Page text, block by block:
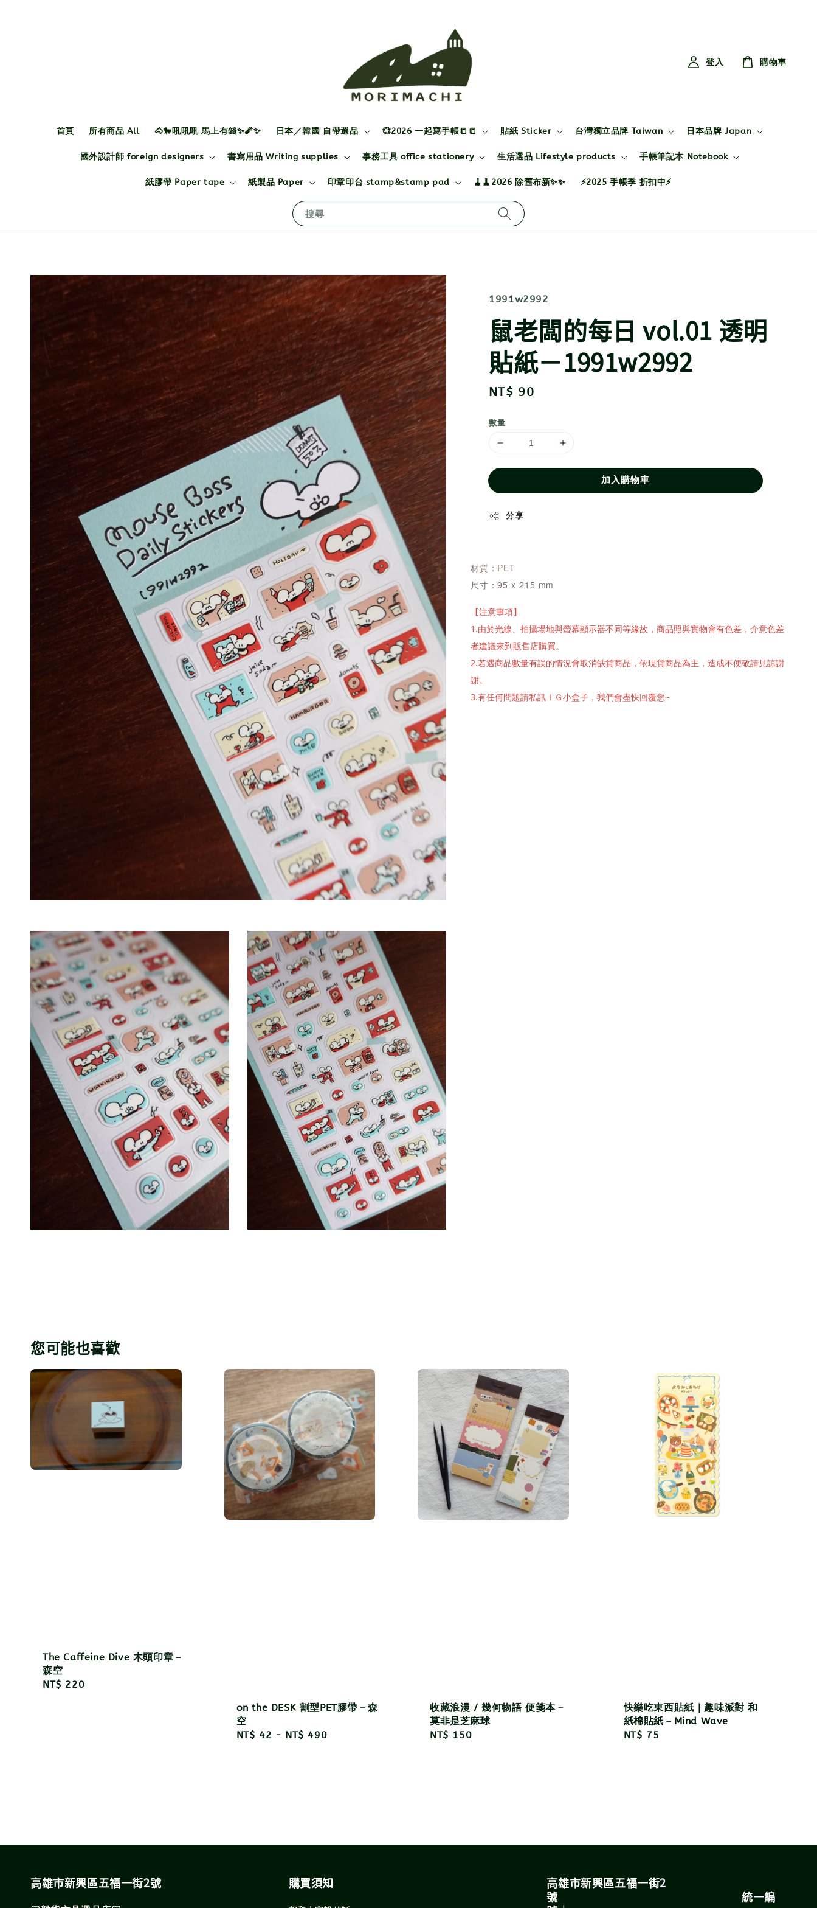
搜尋
首頁 所有商品 All 🐴🐎吼吼吼 馬上有錢✨🧨✨ 日本／韓國 自帶選品 💞2026 一起寫手帳📒📒 貼紙 Sticker 台灣獨立品牌 Taiwan 日本品牌 Japan
國外設計師 foreign designers 書寫用品 Writing supplies 事務工具 office stationery 生活選品 Lifestyle products 手帳筆記本 Notebook
紙膠帶 Paper tape 紙製品 Paper 印章印台 stamp&stamp pad 🧹🧹2026 除舊布新✨✨ ⚡2025 手帳季 折扣中⚡
登入 購物車
1991w2992
鼠老闆的每日 vol.01 透明
貼紙－1991w2992
Regular
NT$ 90
數量
加入購物車
分享
材質：PET
尺寸：95 x 215 mm
【注意事項】
1.由於光線、拍攝場地與螢幕顯示器不同等緣故，商品照與實物會有色差，介意色差
者建議來到販售店購買。
2.若遇商品數量有誤的情況會取消缺貨商品，依現貨商品為主，造成不便敬請見諒謝
謝。
3.有任何問題請私訊ＩＧ小盒子，我們會盡快回覆您~
您可能也喜歡
The Caffeine Dive 木頭印章－
森空
Regular
NT$ 220
on the DESK 割型PET膠帶－森
空
Regular
NT$ 42 - NT$ 490
收藏浪漫 / 幾何物語 便箋本－
莫非是芝麻球
Regular
NT$ 150
快樂吃東西貼紙｜趣味派對 和
紙棉貼紙－Mind Wave
Regular
NT$ 75
高雄市新興區五福一街2號 購買須知
高雄市新興區五福一街2
號 統一編